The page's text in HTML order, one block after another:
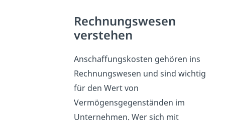
Rechnungswesen
verstehen
Anschaffungskosten gehören ins
Rechnungswesen und sind wichtig
für den Wert von
Vermögensgegenständen im
Unternehmen. Wer sich mit